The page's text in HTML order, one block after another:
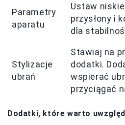
Parametry
aparatu
Ustaw
przysłony i
dla
Stylizacje
ubrań
Stawiaj na
dodatki.
wspierać
przyciągać
Dodatki, które warto